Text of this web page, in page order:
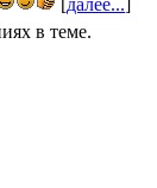
[далее...]
в теме.